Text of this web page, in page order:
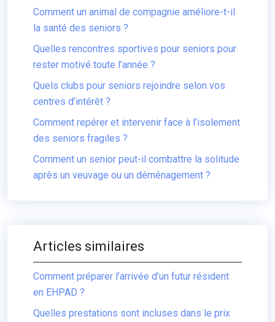
Comment un animal de compagnie améliore-t-il
la santé des seniors ?
Quelles rencontres sportives pour seniors pour
rester motivé toute l’année ?
Quels clubs pour seniors rejoindre selon vos
centres d’intérêt ?
Comment repérer et intervenir face à l’isolement
des seniors fragiles ?
Comment un senior peut-il combattre la solitude
après un veuvage ou un déménagement ?
Articles similaires
Comment préparer l’arrivée d’un futur résident
en EHPAD ?
Quelles prestations sont incluses dans le prix